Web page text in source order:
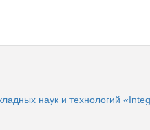
наук и технологий